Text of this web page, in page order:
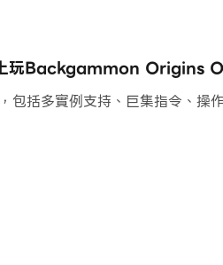
略和擲骰子的運氣。雖然運氣可
玩家，贏取虛擬獎品，成為骰子
上玩Backgammon Origins
包括多實例支持、巨集指令、操